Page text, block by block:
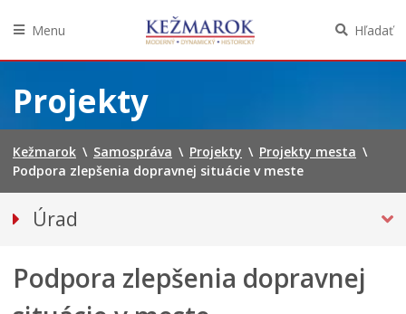
obsah
Menu Hľadať
Projekty
Kežmarok \ Samospráva \ Projekty \ Projekty mesta \
Podpora zlepšenia dopravnej situácie v meste
Úrad
Prednosta
Oddelenia úradu
Podpora zlepšenia dopravnej